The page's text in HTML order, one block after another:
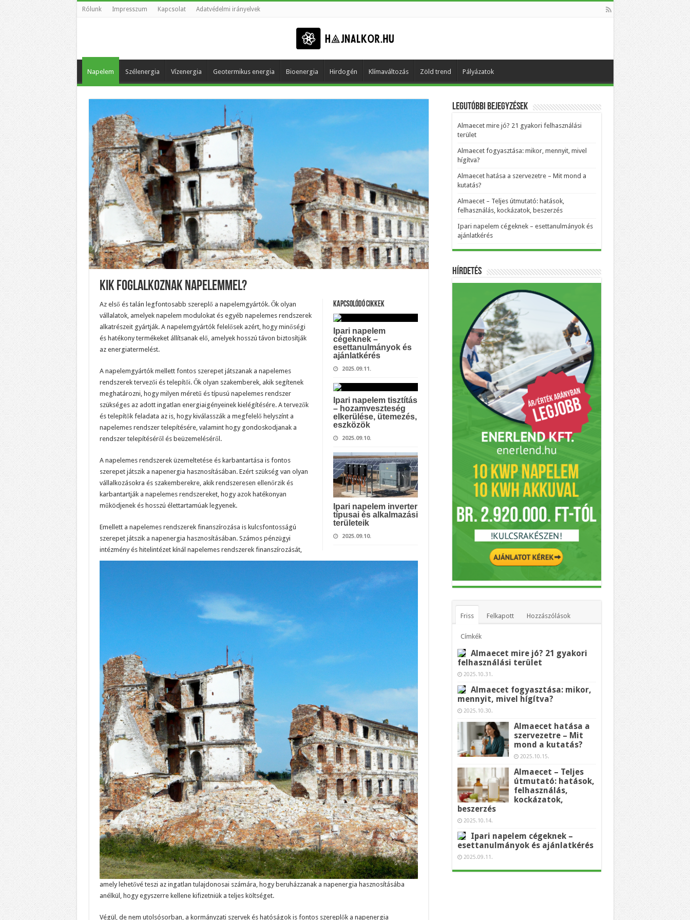
Rólunk Impresszum Kapcsolat Adatvédelmi irányelvek
Napelem Szélenergia Vízenergia Geotermikus energia Bioenergia Hirdogén Klímaváltozás Zöld trend Pályázatok
Kik Foglalkoznak Napelemmel?
Kapcsolódó cikkek
Ipari napelem
cégeknek –
esettanulmányok és
ajánlatkérés
2025.09.11.
Ipari napelem tisztítás
– hozamveszteség
elkerülése, ütemezés,
eszközök
2025.09.10.
Ipari napelem inverter
típusai és alkalmazási
területeik
2025.09.10.
Az első és talán legfontosabb szereplő a napelemgyártók. Ők olyan
vállalatok, amelyek napelem modulokat és egyéb napelemes rendszerek
alkatrészeit gyártják. A napelemgyártók felelősek azért, hogy minőségi
és hatékony termékeket állítsanak elő, amelyek hosszú távon biztosítják
az energiatermelést.
A napelemgyártók mellett fontos szerepet játszanak a napelemes
rendszerek tervezői és telepítői. Ők olyan szakemberek, akik segítenek
meghatározni, hogy milyen méretű és típusú napelemes rendszer
szükséges az adott ingatlan energiaigényeinek kielégítésére. A tervezők
és telepítők feladata az is, hogy kiválasszák a megfelelő helyszínt a
napelemes rendszer telepítésére, valamint hogy gondoskodjanak a
rendszer telepítéséről és beüzemeléséről.
A napelemes rendszerek üzemeltetése és karbantartása is fontos
szerepet játszik a napenergia hasznosításában. Ezért szükség van olyan
vállalkozásokra és szakemberekre, akik rendszeresen ellenőrzik és
karbantartják a napelemes rendszereket, hogy azok hatékonyan
működjenek és hosszú élettartamúak legyenek.
Emellett a napelemes rendszerek finanszírozása is kulcsfontosságú
szerepet játszik a napenergia hasznosításában. Számos pénzügyi
intézmény és hitelintézet kínál napelemes rendszerek finanszírozását,
amely lehetővé teszi az ingatlan tulajdonosai számára, hogy beruházzanak a napenergia hasznosításába
anélkül, hogy egyszerre kellene kifizetniük a teljes költséget.
Végül, de nem utolsósorban, a kormányzati szervek és hatóságok is fontos szereplők a napenergia
Legutóbbi bejegyzések
Almaecet mire jó? 21 gyakori felhasználási
terület
Almaecet fogyasztása: mikor, mennyit, mivel
hígítva?
Almaecet hatása a szervezetre – Mit mond a
kutatás?
Almaecet – Teljes útmutató: hatások,
felhasználás, kockázatok, beszerzés
Ipari napelem cégeknek – esettanulmányok és
ajánlatkérés
Hírdetés
Friss Felkapott Hozzászólások
Címkék
Almaecet mire jó? 21 gyakori
felhasználási terület
2025.10.31.
Almaecet fogyasztása: mikor,
mennyit, mivel hígítva?
2025.10.30.
Almaecet hatása a
szervezetre – Mit
mond a kutatás?
2025.10.15.
Almaecet – Teljes
útmutató: hatások,
felhasználás,
kockázatok,
beszerzés
2025.10.14.
Ipari napelem cégeknek –
esettanulmányok és ajánlatkérés
2025.09.11.